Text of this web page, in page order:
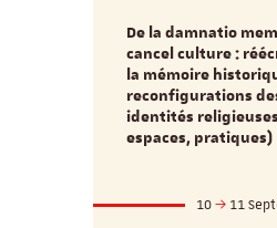
De la damnatio
cancel culture :
la mémoire
reconfigurations
identités
espaces, pratiques)
10
11